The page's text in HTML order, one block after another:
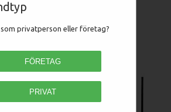
privatperson eller företag?
FÖRETAG
PRIVAT